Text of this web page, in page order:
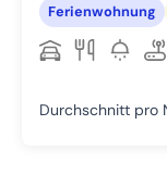
Ferienwohnung
Durchschnitt pro